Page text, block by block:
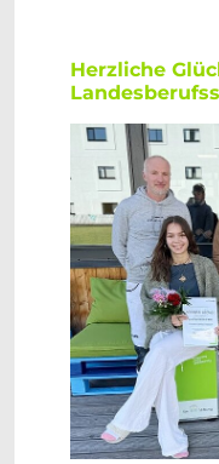
Herzliche